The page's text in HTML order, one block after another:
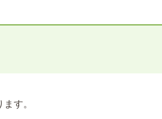
す。